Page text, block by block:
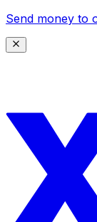
Send money to